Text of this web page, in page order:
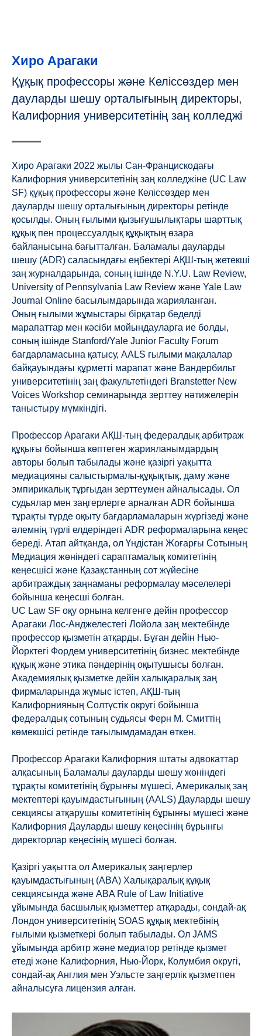
Хиро Арагаки
Құқық профессоры және Келіссөздер мен
дауларды шешу орталығының директоры,
Калифорния университетінің заң колледжі
Хиро Арагаки 2022 жылы Сан-Францискодағы
Калифорния университетінің заң колледжіне (UC Law
SF) құқық профессоры және Келіссөздер мен
дауларды шешу орталығының директоры ретінде
қосылды. Оның ғылыми қызығушылықтары шарттық
құқық пен процессуалдық құқықтың өзара
байланысына бағытталған. Баламалы дауларды
шешу (ADR) саласындағы еңбектері АҚШ-тың жетекші
заң журналдарында, соның ішінде N.Y.U. Law Review,
University of Pennsylvania Law Review және Yale Law
Journal Online басылымдарында жарияланған.
Оның ғылыми жұмыстары бірқатар беделді
марапаттар мен кәсіби мойындауларға ие болды,
соның ішінде Stanford/Yale Junior Faculty Forum
бағдарламасына қатысу, AALS ғылыми мақалалар
байқауындағы құрметті марапат және Вандербильт
университетінің заң факультетіндегі Branstetter New
Voices Workshop семинарында зерттеу нәтижелерін
таныстыру мүмкіндігі.
Профессор Арагаки АҚШ-тың федералдық арбитраж
құқығы бойынша көптеген жарияланымдардың
авторы болып табылады және қазіргі уақытта
медиацияны салыстырмалы-құқықтық, даму және
эмпирикалық тұрғыдан зерттеумен айналысады. Ол
судьялар мен заңгерлерге арналған ADR бойынша
тұрақты түрде оқыту бағдарламаларын жүргізеді және
әлемнің түрлі елдеріндегі ADR реформаларына кеңес
береді. Атап айтқанда, ол Үндістан Жоғарғы Сотының
Медиация жөніндегі сараптамалық комитетінің
кеңесшісі және Қазақстанның сот жүйесіне
арбитраждық заңнаманы реформалау мәселелері
бойынша кеңесші болған.
UC Law SF оқу орнына келгенге дейін профессор
Арагаки Лос-Анджелестегі Лойола заң мектебінде
профессор қызметін атқарды. Бұған дейін Нью-
Йорктегі Фордем университетінің бизнес мектебінде
құқық және этика пәндерінің оқытушысы болған.
Академиялық қызметке дейін халықаралық заң
фирмаларында жұмыс істеп, АҚШ-тың
Калифорнияның Солтүстік округі бойынша
федералдық сотының судьясы Ферн М. Смиттің
көмекшісі ретінде тағылымдамадан өткен.
Профессор Арагаки Калифорния штаты адвокаттар
алқасының Баламалы дауларды шешу жөніндегі
тұрақты комитетінің бұрынғы мүшесі, Америкалық заң
мектептері қауымдастығының (AALS) Дауларды шешу
секциясы атқарушы комитетінің бұрынғы мүшесі және
Калифорния Дауларды шешу кеңесінің бұрынғы
директорлар кеңесінің мүшесі болған.
Қазіргі уақытта ол Америкалық заңгерлер
қауымдастығының (ABA) Халықаралық құқық
секциясында және ABA Rule of Law Initiative
ұйымында басшылық қызметтер атқарады, сондай-ақ
Лондон университетінің SOAS құқық мектебінің
ғылыми қызметкері болып табылады. Ол JAMS
ұйымында арбитр және медиатор ретінде қызмет
етеді және Калифорния, Нью-Йорк, Колумбия округі,
сондай-ақ Англия мен Уэльсте заңгерлік қызметпен
айналысуға лицензия алған.